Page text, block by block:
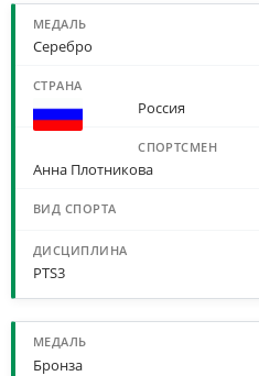
МЕДАЛИ ПО
Серебро
Россия
Анна Плотникова
PTS3
Бронза